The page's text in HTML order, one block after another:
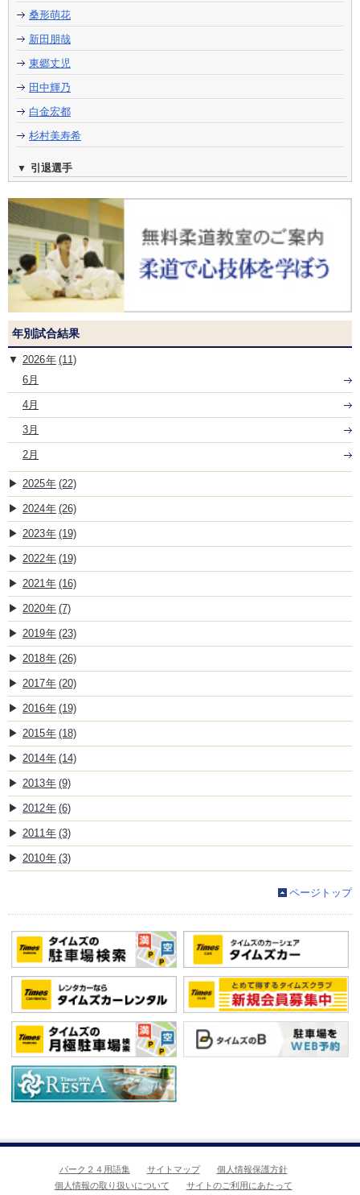
桑形萌花
新田朋哉
東郷丈児
田中輝乃
白金宏都
杉村美寿希
引退選手
年別試合結果
2026
(11)
6月
4月
3月
2月
2025 (22)
2024 (26)
2023 (19)
2022 (19)
2021 (16)
2020 (7)
2019 (23)
2018 (26)
2017 (20)
2016 (19)
2015 (18)
2014 (14)
2013 (9)
2012 (6)
2011 (3)
2010 (3)
ページトップ
パーク２４用語集 サイトマップ
個人情報保護方針
個人情報の取り扱いについて
サイトのご利用にあたって